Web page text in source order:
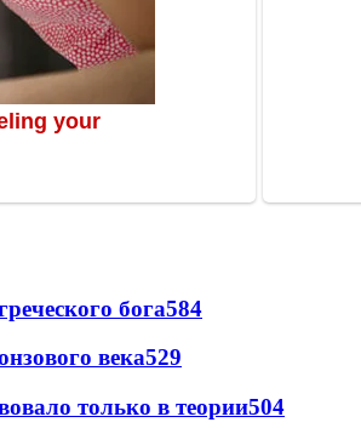
бога584
века529
только в теории504